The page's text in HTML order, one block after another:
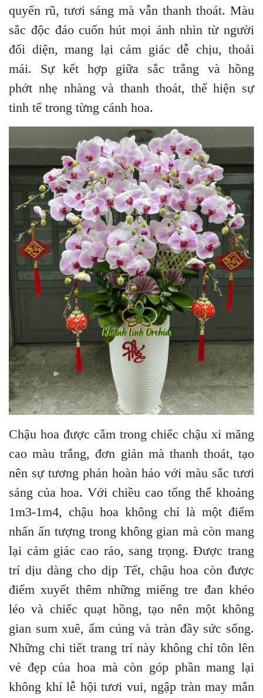
quyến rũ, tươi sáng mà vẫn thanh thoát. Màu
sắc độc đáo cuốn hút mọi ánh nhìn từ người
đối diện, mang lại cảm giác dễ chịu, thoải
mái. Sự kết hợp giữa sắc trắng và hồng
phớt nhẹ nhàng và thanh thoát, thể hiện sự
tinh tế trong từng cánh hoa.
Chậu hoa được cắm trong chiếc chậu xi măng
cao màu trắng, đơn giản mà thanh thoát, tạo
nên sự tương phản hoàn hảo với màu sắc tươi
sáng của hoa. Với chiều cao tổng thể khoảng
1m3-1m4, chậu hoa không chỉ là một điểm
nhấn ấn tượng trong không gian mà còn mang
lại cảm giác cao ráo, sang trọng. Được trang
trí dịu dàng cho dịp Tết, chậu hoa còn được
điểm xuyết thêm những miếng tre đan khéo
léo và chiếc quạt hồng, tạo nên một không
gian sum xuê, ấm cúng và tràn đầy sức sống.
Những chi tiết trang trí này không chỉ tôn lên
vẻ đẹp của hoa mà còn góp phần mang lại
không khí lễ hội tươi vui, ngập tràn may mắn